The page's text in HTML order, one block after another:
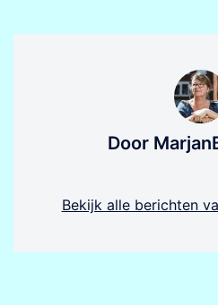
Door
Bekijk alle berichten